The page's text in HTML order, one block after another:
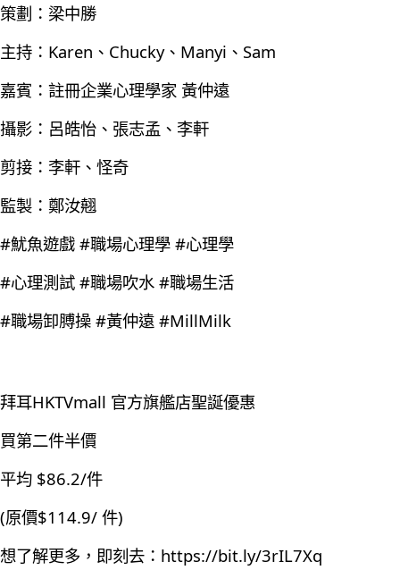
策劃：梁中勝
主持：Karen、Chucky、Manyi、Sam
嘉賓：註冊企業心理學家 黃仲遠
攝影：呂皓怡、張志孟、李軒
剪接：李軒、怪奇
監製：鄭汝翹
#魷魚遊戲 #職場心理學 #心理學
#心理測試 #職場吹水 #職場生活
#職場卸膊操 #黃仲遠 #MillMilk
拜耳HKTVmall 官方旗艦店聖誕優惠
買第二件半價
平均 $86.2/件
(原價$114.9/ 件)
想了解更多，即刻去： https://bit.ly/3rIL7Xq